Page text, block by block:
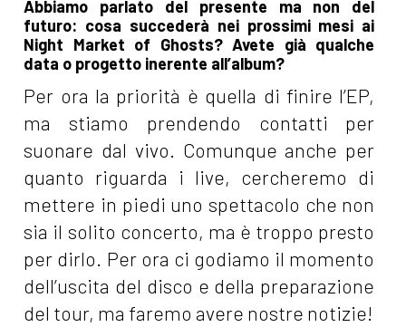
Abbiamo parlato del presente ma non del
futuro: cosa succederà nei prossimi mesi ai
Night Market of Ghosts? Avete già qualche
data o progetto inerente all’album?
Per ora la priorità è quella di finire l’EP,
ma stiamo prendendo contatti per
suonare dal vivo. Comunque anche per
quanto riguarda i live, cercheremo di
mettere in piedi uno spettacolo che non
sia il solito concerto, ma è troppo presto
per dirlo. Per ora ci godiamo il momento
dell’uscita del disco e della preparazione
del tour, ma faremo avere nostre notizie!